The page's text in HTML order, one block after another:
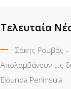
Τελευταία
Σάκης Ρουβάς
Απολαμβάνουν τις
Elounda Peninsula